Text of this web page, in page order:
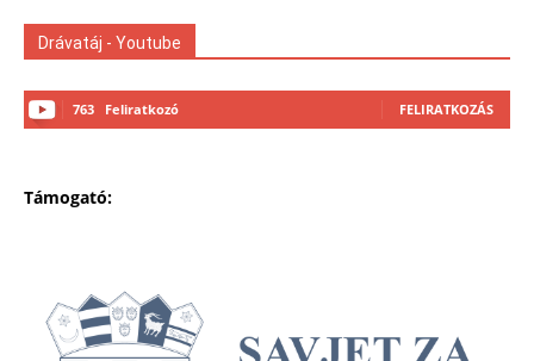
Drávatáj - Youtube
763 Feliratkozó FELIRATKOZÁS
Támogató: